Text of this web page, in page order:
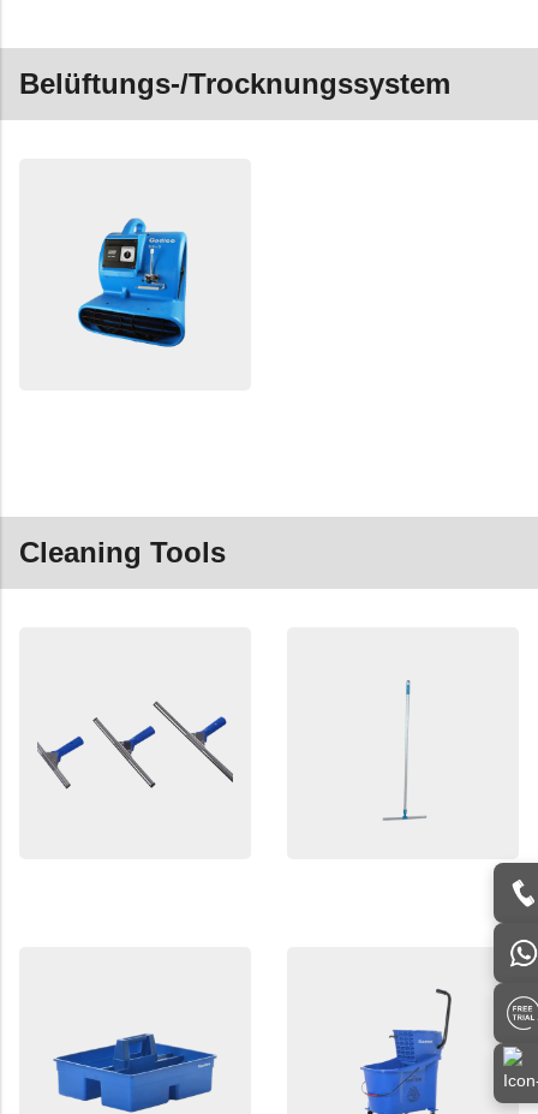
Belüftungs-/Trocknungssystem
Cleaning Tools